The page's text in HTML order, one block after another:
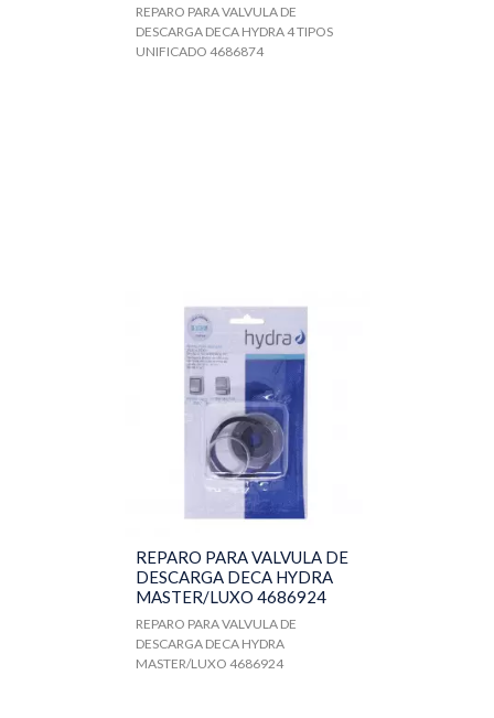
REPARO PARA VALVULA DE
DESCARGA DECA HYDRA 4 TIPOS
UNIFICADO 4686874
REPARO PARA VALVULA DE
DESCARGA DECA HYDRA
MASTER/LUXO 4686924
REPARO PARA VALVULA DE
DESCARGA DECA HYDRA
MASTER/LUXO 4686924